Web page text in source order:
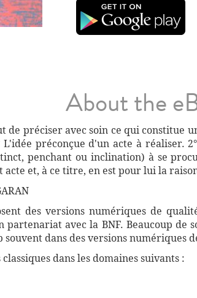
About the
préciser avec soin ce qui constitue
préconçue d'un acte à réaliser.
penchant ou inclination) à se
acte et, à ce titre, en est pour lui la
des versions numériques de
partenariat avec la BNF. Beaucoup de
dans des versions numériques
dans les domaines suivants :